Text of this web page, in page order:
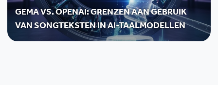
GEMA VS. OPENAI: GRENZEN AAN GEBRUIK
VAN SONGTEKSTEN IN AI-TAALMODELLEN